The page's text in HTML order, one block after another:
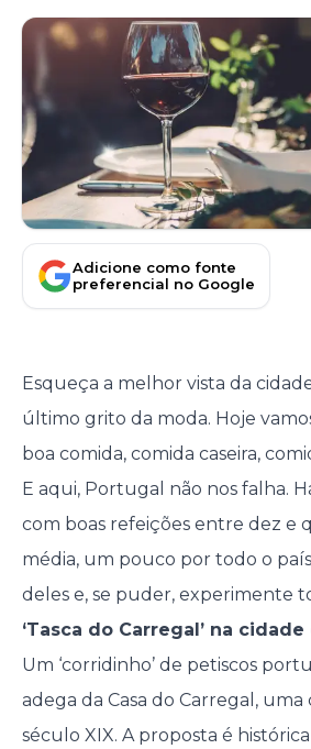
Adicione como fonte
preferencial no Google
Esqueça a melhor vista da
último grito da moda. Hoje
boa comida, comida caseira,
E aqui, Portugal não nos falha.
com boas refeições entre dez e
média, um pouco por todo o
deles e, se puder, experimente
‘Tasca do Carregal’ na
Um ‘corridinho’ de petiscos
adega da Casa do Carregal, uma
século XIX. A proposta é histórica